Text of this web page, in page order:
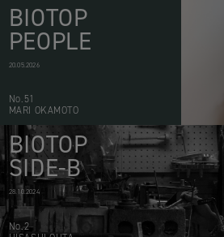
BIOTOP
PEOPLE
20.05.2026
No.51
MARI OKAMOTO
BIOTOP
SIDE-B
28.10.2024
No.2